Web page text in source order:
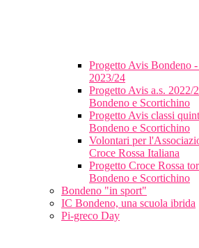
Progetto Avis Bondeno
2023/24
Progetto Avis a.s. 2022/
Bondeno e Scortichino
Progetto Avis classi
Bondeno e Scortichino
Volontari per
Croce Rossa Italiana
Progetto Croce Rossa
Bondeno e Scortichino
Bondeno "in sport"
IC Bondeno, una scuola ibrida
Pi-greco Day